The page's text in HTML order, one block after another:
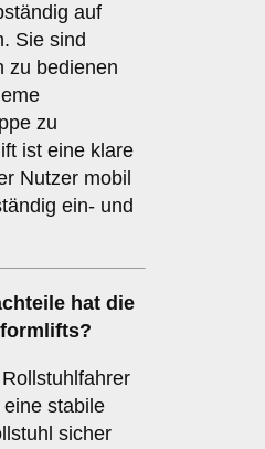
auf
Sie sind
zu bedienen
zu
ist eine klare
Nutzer mobil
ein- und
hat die
?
stabile
sicher